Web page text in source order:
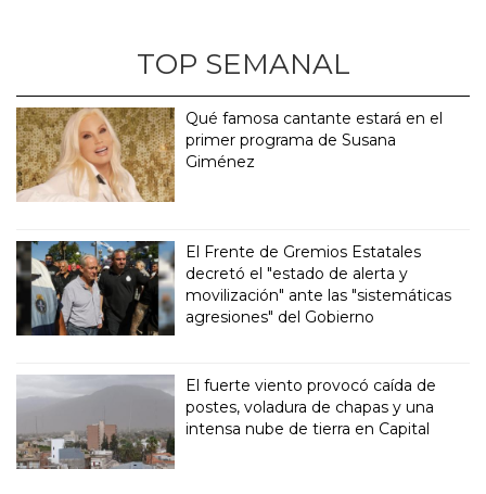
TOP SEMANAL
Qué famosa cantante estará en el
primer programa de Susana
Giménez
El Frente de Gremios Estatales
decretó el "estado de alerta y
movilización" ante las "sistemáticas
agresiones" del Gobierno
El fuerte viento provocó caída de
postes, voladura de chapas y una
intensa nube de tierra en Capital